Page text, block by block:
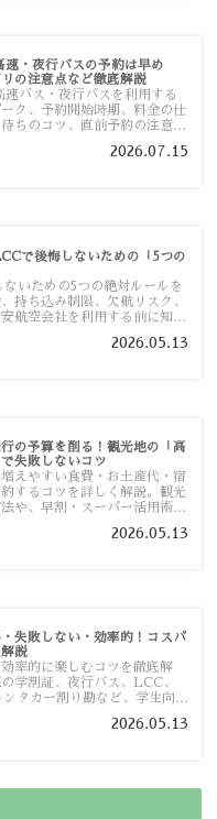
速・夜行バスの予約は早め
の注意点など徹底解説
速バス・夜行バスを利用する
ク、予約開始時期、料金の仕
ちのコツ、直前予約の注意点
2026.07.15
で後悔しないための「5つの
いための5つの絶対ルールを
持ち込み制限、欠航リスク、
航空会社を利用する前に知っ
2026.05.13
行の予算を削る！観光地の「高
失敗しないコツ
えやすい食費・お土産代・宿
するコツを詳しく解説。観光
や、早割・スーパー活用術、
2026.05.13
・失敗しない・効率的！コスパ
説
率的に楽しむコツを徹底解
学割証、夜行バス、LCC、
タカー割り勘など、学生向け
2026.05.13